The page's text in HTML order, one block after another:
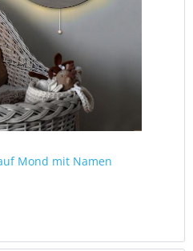
Mond mit Namen